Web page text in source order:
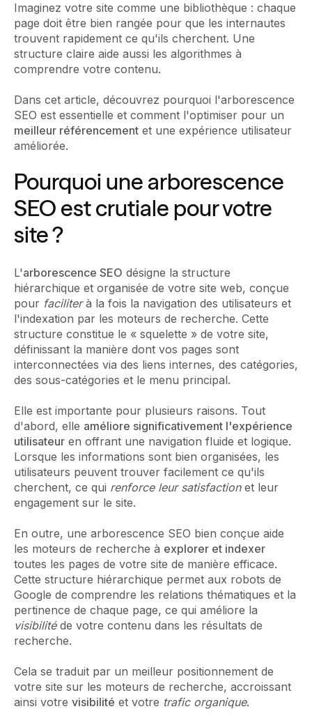
Imaginez votre site comme une bibliothèque : chaque
page doit être bien rangée pour que les internautes
trouvent rapidement ce qu'ils cherchent. Une
structure claire aide aussi les algorithmes à
comprendre votre contenu.
Dans cet article, découvrez pourquoi l'arborescence
SEO est essentielle et comment l'optimiser pour un
meilleur référencement et une expérience utilisateur
améliorée.
Pourquoi une arborescence
SEO est crutiale pour votre
site ?
L'arborescence SEO désigne la structure
hiérarchique et organisée de votre site web, conçue
pour faciliterà la fois la navigation des utilisateurs et
l'indexation par les moteurs de recherche. Cette
structure constitue le « squelette » de votre site,
définissant la manière dont vos pages sont
interconnectées via des liens internes, des catégories,
des sous-catégories et le menu principal.
Elle est importante pour plusieurs raisons. Tout
d'abord, elle améliore significativement l'expérience
utilisateur en offrant une navigation fluide et logique.
Lorsque les informations sont bien organisées, les
utilisateurs peuvent trouver facilement ce qu'ils
cherchent, ce qui renforce leur satisfactionet leur
engagement sur le site.
En outre, une arborescence SEO bien conçue aide
les moteurs de recherche à explorer et indexer
toutes les pages de votre site de manière efficace.
Cette structure hiérarchique permet aux robots de
Google de comprendre les relations thématiques et la
pertinence de chaque page, ce qui améliore la
visibilitéde votre contenu dans les résultats de
recherche.
Cela se traduit par un meilleur positionnement de
votre site sur les moteurs de recherche, accroissant
ainsi votre visibilité et votre trafic organique.